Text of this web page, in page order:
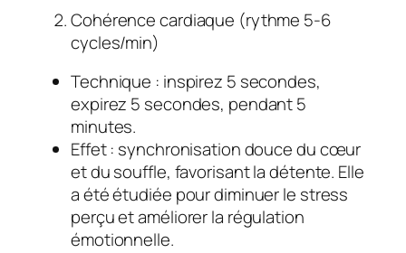
Cohérence cardiaque (rythme 5-6
cycles/min)
Technique : inspirez 5 secondes,
expirez 5 secondes, pendant 5
minutes.
Effet : synchronisation douce du cœur
et du souffle, favorisant la détente. Elle
a été étudiée pour diminuer le stress
perçu et améliorer la régulation
émotionnelle.